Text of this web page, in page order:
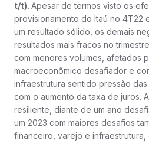
t/t). Apesar de termos visto os
provisionamento do Itaú no 4T22
um resultado sólido, os demais
resultados mais fracos no
com menores volumes, afetados
macroeconômico desafiador e
infraestrutura sentido pressão
com o aumento da taxa de juros.
resiliente, diante de um ano
um 2023 com maiores desafios
financeiro, varejo e